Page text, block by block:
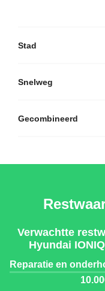
Stad
Snelweg
Gecombineerd
Verwachtte
Hyundai
Reparatie en